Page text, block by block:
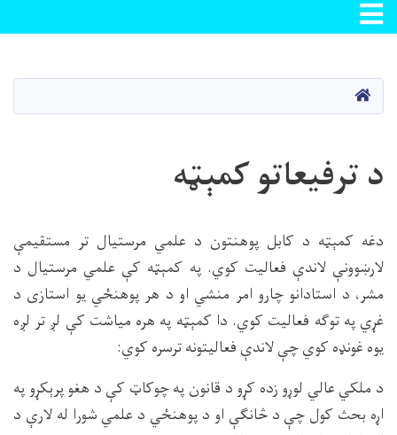
Toggle navigation
کور
د ترفیعاتو کمېټه
دغه کمېټه د کابل پوهنتون د علمي مرستیال تر مستقیمې
لارښوونې لاندې فعالیت کوي. په کمېټه کې علمي مرستیال د
مشر، د استادانو چارو امر منشي او د هر پوهنځي یو استازی د
غړي په توګه فعالیت کوي. دا کمېټه په هره میاشت کې لږ تر لږه
یوه غونډه کوي چې لاندې فعالیتونه ترسره کوي:
د ملکي عالي لوړو زده کړو د قانون په چوکاټ کې د هغو پرېکړو په
اړه بحث کول چې د څانګې او د پوهنځي د علمي شورا له لارې د